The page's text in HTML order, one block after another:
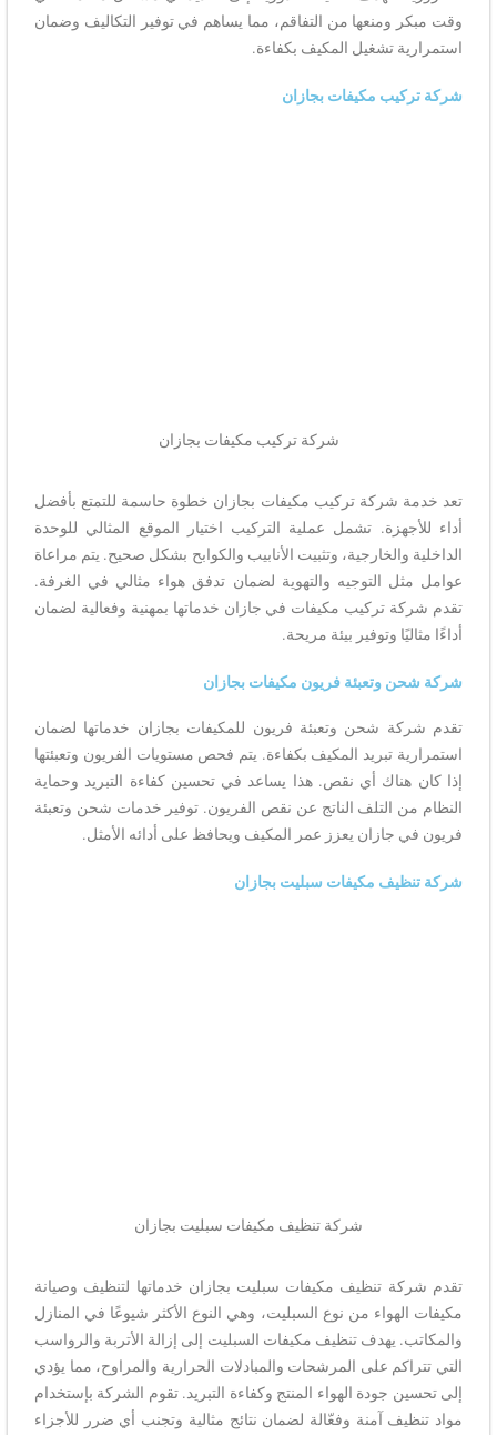
وقت مبكر ومنعها من التفاقم، مما يساهم في توفير التكاليف وضمان
استمرارية تشغيل المكيف بكفاءة.
شركة تركيب مكيفات بجازان
شركة تركيب مكيفات بجازان
تعد خدمة شركة تركيب مكيفات بجازان خطوة حاسمة للتمتع بأفضل
أداء للأجهزة. تشمل عملية التركيب اختيار الموقع المثالي للوحدة
الداخلية والخارجية، وتثبيت الأنابيب والكوابح بشكل صحيح. يتم مراعاة
عوامل مثل التوجيه والتهوية لضمان تدفق هواء مثالي في الغرفة.
تقدم شركة تركيب مكيفات في جازان خدماتها بمهنية وفعالية لضمان
أداءًا مثاليًا وتوفير بيئة مريحة.
شركة شحن وتعبئة فريون مكيفات بجازان
تقدم شركة شحن وتعبئة فريون للمكيفات بجازان خدماتها لضمان
استمرارية تبريد المكيف بكفاءة. يتم فحص مستويات الفريون وتعبئتها
إذا كان هناك أي نقص. هذا يساعد في تحسين كفاءة التبريد وحماية
النظام من التلف الناتج عن نقص الفريون. توفير خدمات شحن وتعبئة
فريون في جازان يعزز عمر المكيف ويحافظ على أدائه الأمثل.
شركة تنظيف مكيفات سبليت بجازان
شركة تنظيف مكيفات سبليت بجازان
تقدم شركة تنظيف مكيفات سبليت بجازان خدماتها لتنظيف وصيانة
مكيفات الهواء من نوع السبليت، وهي النوع الأكثر شيوعًا في المنازل
والمكاتب. يهدف تنظيف مكيفات السبليت إلى إزالة الأتربة والرواسب
التي تتراكم على المرشحات والمبادلات الحرارية والمراوح، مما يؤدي
إلى تحسين جودة الهواء المنتج وكفاءة التبريد. تقوم الشركة بإستخدام
مواد تنظيف آمنة وفعّالة لضمان نتائج مثالية وتجنب أي ضرر للأجزاء